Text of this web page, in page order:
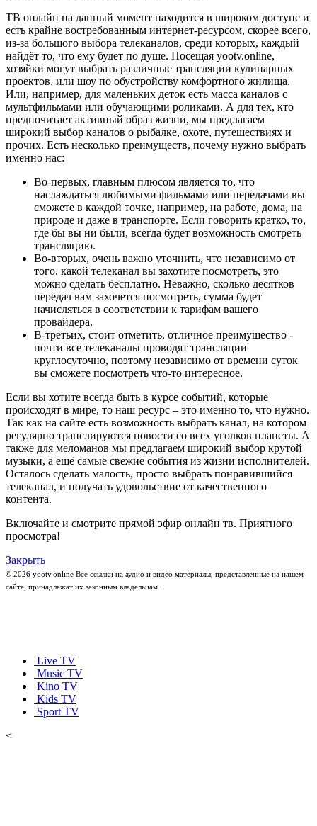
ТВ онлайн на данный момент находится в широком доступе и
есть крайне востребованным интернет-ресурсом, скорее всего,
из-за большого выбора телеканалов, среди которых, каждый
найдёт то, что ему будет по душе. Посещая yootv.online,
хозяйки могут выбрать различные трансляции кулинарных
проектов, или шоу по обустройству комфортного жилища.
Или, например, для маленьких деток есть масса каналов с
мультфильмами или обучающими роликами. А для тех, кто
предпочитает активный образ жизни, мы предлагаем
широкий выбор каналов о рыбалке, охоте, путешествиях и
прочих. Есть несколько преимуществ, почему нужно выбрать
именно нас:
Во-первых, главным плюсом является то, что
наслаждаться любимыми фильмами или передачами вы
сможете в каждой точке, например, на работе, дома, на
природе и даже в транспорте. Если говорить кратко, то,
где бы вы ни были, всегда будет возможность смотреть
трансляцию.
Во-вторых, очень важно уточнить, что независимо от
того, какой телеканал вы захотите посмотреть, это
можно сделать бесплатно. Неважно, сколько десятков
передач вам захочется посмотреть, сумма будет
начисляться в соответствии к тарифам вашего
провайдера.
В-третьих, стоит отметить, отличное преимущество -
почти все телеканалы проводят трансляции
круглосуточно, поэтому независимо от времени суток
вы сможете посмотреть что-то интересное.
Если вы хотите всегда быть в курсе событий, которые
происходят в мире, то наш ресурс – это именно то, что нужно.
Так как на сайте есть возможность выбрать канал, на котором
регулярно транслируются новости со всех уголков планеты. А
также для меломанов мы предлагаем широкий выбор крутой
музыки, а ещё самые свежие события из жизни исполнителей.
Осталось сделать малость, просто выбрать понравившийся
телеканал, и получать удовольствие от качественного
контента.
Включайте и смотрите прямой эфир онлайн тв. Приятного
просмотра!
Закрыть
© 2026 yootv.online Все ссылки на аудио и видео материалы, представленные на нашем
сайте, принадлежат их законным владельцам.
Live TV
Music TV
Kino TV
Kids TV
Sport TV
<